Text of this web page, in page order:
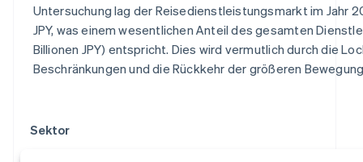
Untersuchung lag der Reisedienstleistungsmarkt im Jahr
JPY, was einem wesentlichen Anteil des gesamten
Billionen JPY) entspricht. Dies wird vermutlich durch die
Beschränkungen und die Rückkehr der größeren
Sektor